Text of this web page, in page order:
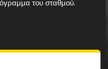
του σταθμού.